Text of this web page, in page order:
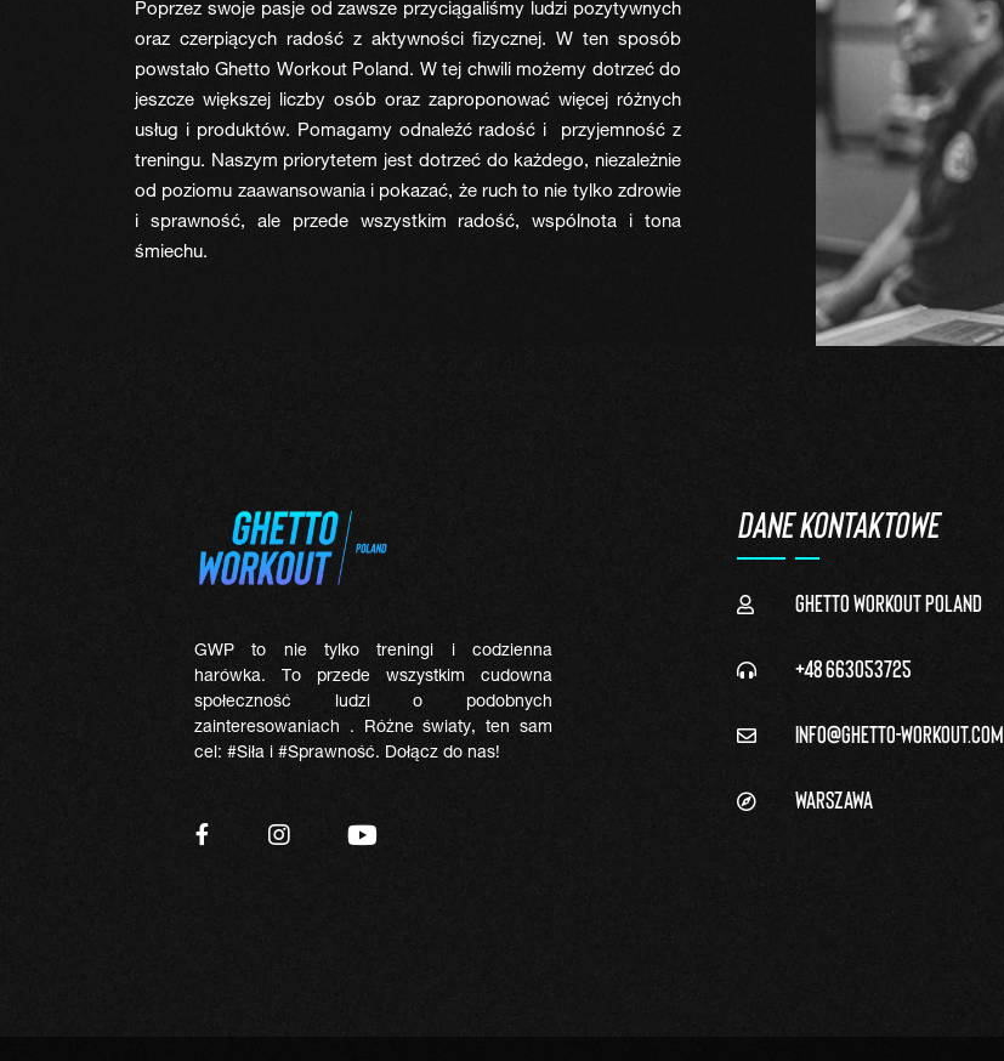
Poprzez swoje pasje od zawsze przyciągaliśmy ludzi pozytywnych
oraz czerpiących radość z aktywności fizycznej. W ten sposób
powstało Ghetto Workout Poland. W tej chwili możemy dotrzeć do
jeszcze większej liczby osób oraz zaproponować więcej różnych
usług i produktów. Pomagamy odnaleźć radość i przyjemność z
treningu. Naszym priorytetem jest dotrzeć do każdego, niezależnie
od poziomu zaawansowania i pokazać, że ruch to nie tylko zdrowie
i sprawność, ale przede wszystkim radość, wspólnota i tona
śmiechu.
GWP to nie tylko treningi i codzienna
harówka. To przede wszystkim cudowna
społeczność ludzi o podobnych
zainteresowaniach . Różne światy, ten sam
cel: #Siła i #Sprawność. Dołącz do nas!
DANE KONTAKTOWE
Ghetto Workout Poland
+48 663053725
info@ghetto-workout.com
Warszawa